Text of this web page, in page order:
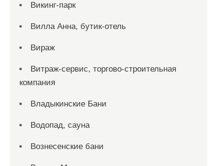
Викинг-парк
Вилла Анна, бутик-отель
Вираж
Витраж-сервис, торгово-строительная
компания
Владыкинские Бани
Водопад, сауна
Вознесенские бани